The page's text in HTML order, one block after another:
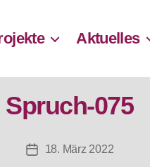
Aktuelles
Spruch-075
Beitragsdatum
18. März 2022